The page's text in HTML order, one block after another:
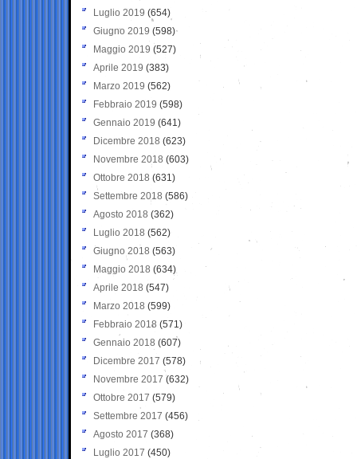
Luglio 2019 (654)
Giugno 2019 (598)
Maggio 2019 (527)
Aprile 2019 (383)
Marzo 2019 (562)
Febbraio 2019 (598)
Gennaio 2019 (641)
Dicembre 2018 (623)
Novembre 2018 (603)
Ottobre 2018 (631)
Settembre 2018 (586)
Agosto 2018 (362)
Luglio 2018 (562)
Giugno 2018 (563)
Maggio 2018 (634)
Aprile 2018 (547)
Marzo 2018 (599)
Febbraio 2018 (571)
Gennaio 2018 (607)
Dicembre 2017 (578)
Novembre 2017 (632)
Ottobre 2017 (579)
Settembre 2017 (456)
Agosto 2017 (368)
Luglio 2017 (450)